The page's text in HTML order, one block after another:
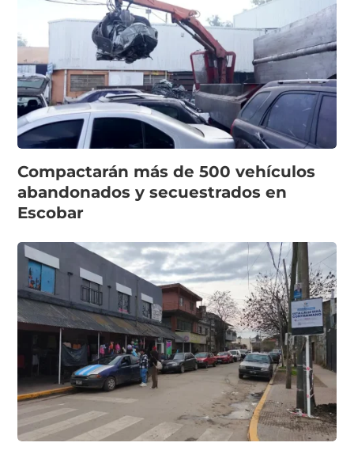
Compactarán más de 500 vehículos
abandonados y secuestrados en
Escobar